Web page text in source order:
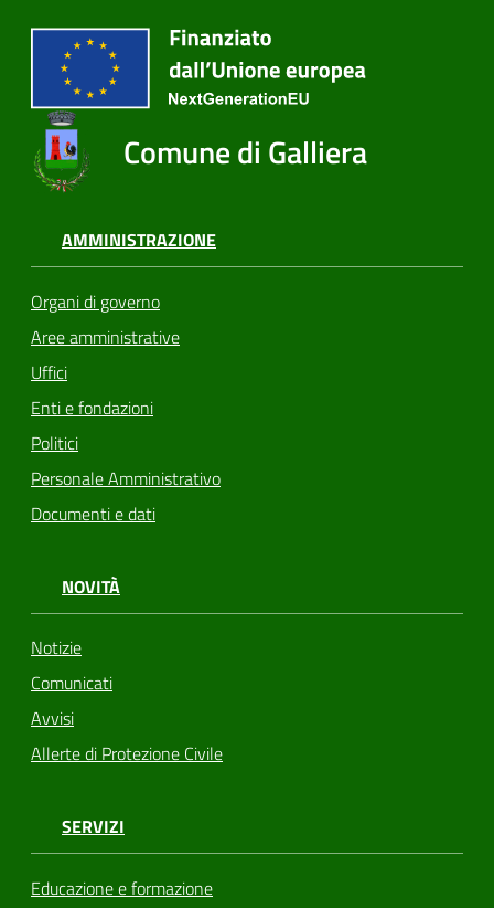
Comune di Galliera
AMMINISTRAZIONE
Organi di governo
Aree amministrative
Uffici
Enti e fondazioni
Politici
Personale Amministrativo
Documenti e dati
NOVITÀ
Notizie
Comunicati
Avvisi
Allerte di Protezione Civile
SERVIZI
Educazione e formazione